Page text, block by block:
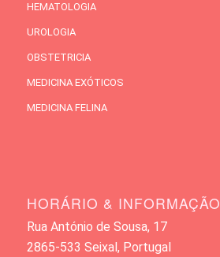
HEMATOLOGIA
UROLOGIA
OBSTETRICIA
MEDICINA EXÓTICOS
MEDICINA FELINA
HORÁRIO & INFORMAÇÃO
Rua António de Sousa, 17
2865-533 Seixal, Portugal